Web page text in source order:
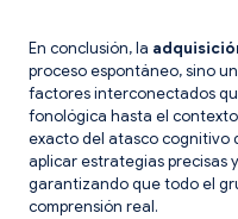
En conclusión, la
proceso espontáneo, sino
factores interconectados
fonológica hasta el
exacto del atasco cognitivo
aplicar estrategias precisas
garantizando que todo el
comprensión real.